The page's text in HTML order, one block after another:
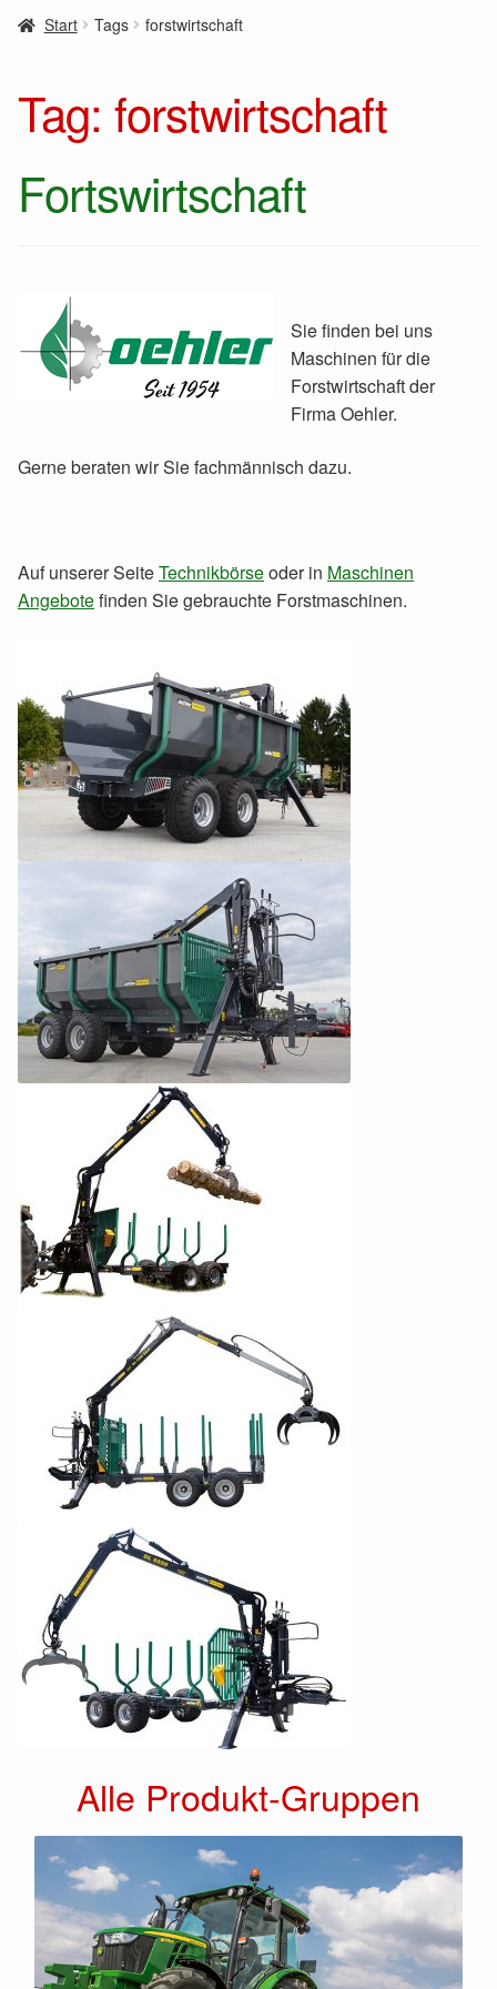
Start Tags forstwirtschaft
Tag: forstwirtschaft
Fortswirtschaft
Sie finden bei uns
Maschinen für die
Forstwirtschaft der
Firma Oehler.
Gerne beraten wir Sie fachmännisch dazu.
Auf unserer SeiteTechnikbörseoder in Maschinen
Angebotefinden Sie gebrauchte Forstmaschinen.
Alle Produkt-Gruppen